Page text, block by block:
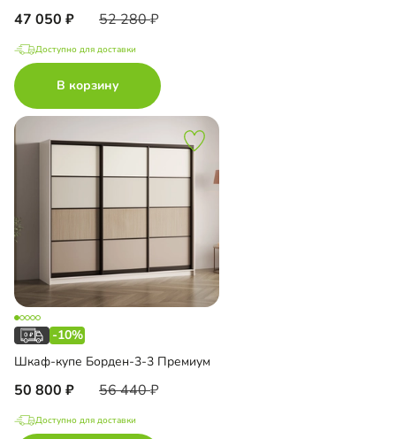
47 050 52 280
Доступно для доставки
В корзину
-10%
Шкаф-купе Борден-3-3 Премиум
50 800 56 440
Доступно для доставки